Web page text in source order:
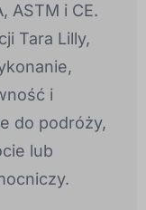
ASTM i CE.
Tara Lilly,
i
do podróży,
lub